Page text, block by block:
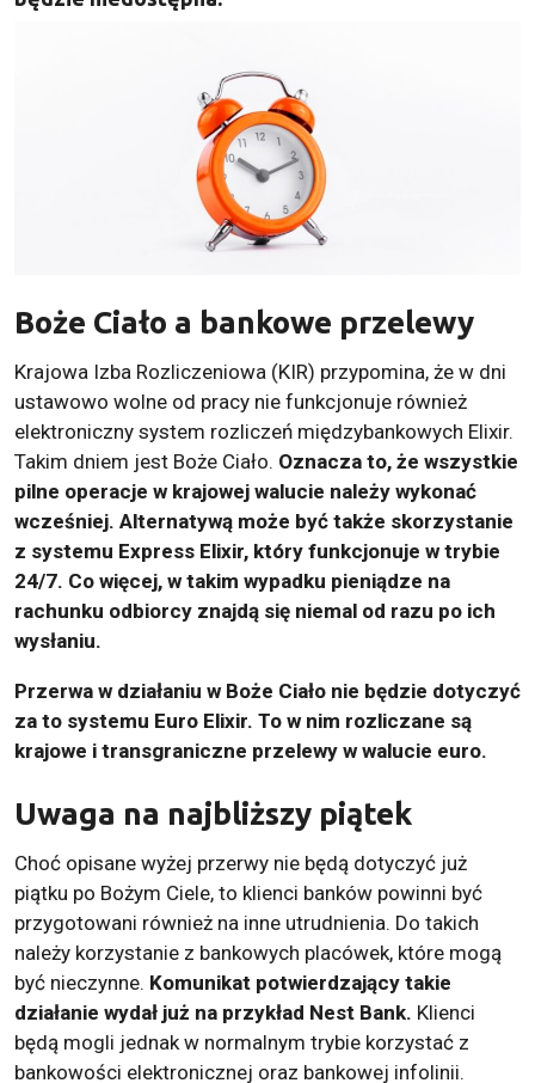
Boże Ciało a bankowe przelewy
Krajowa Izba Rozliczeniowa (KIR) przypomina, że w dni
ustawowo wolne od pracy nie funkcjonuje również
elektroniczny system rozliczeń międzybankowych Elixir.
Takim dniem jest Boże Ciało. Oznacza to, że wszystkie
pilne operacje w krajowej walucie należy wykonać
wcześniej. Alternatywą może być także skorzystanie
z systemu Express Elixir, który funkcjonuje w trybie
24/7. Co więcej, w takim wypadku pieniądze na
rachunku odbiorcy znajdą się niemal od razu po ich
wysłaniu.
Przerwa w działaniu w Boże Ciało nie będzie dotyczyć
za to systemu Euro Elixir. To w nim rozliczane są
krajowe i transgraniczne przelewy w walucie euro.
Uwaga na najbliższy piątek
Choć opisane wyżej przerwy nie będą dotyczyć już
piątku po Bożym Ciele, to klienci banków powinni być
przygotowani również na inne utrudnienia. Do takich
należy korzystanie z bankowych placówek, które mogą
być nieczynne. Komunikat potwierdzający takie
działanie wydał już na przykład Nest Bank. Klienci
będą mogli jednak w normalnym trybie korzystać z
bankowości elektronicznej oraz bankowej infolinii.